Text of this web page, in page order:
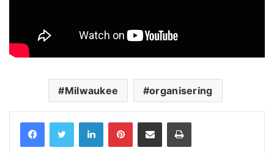
Milwaukee organisering
LinkedInPinterestShare via Email Print